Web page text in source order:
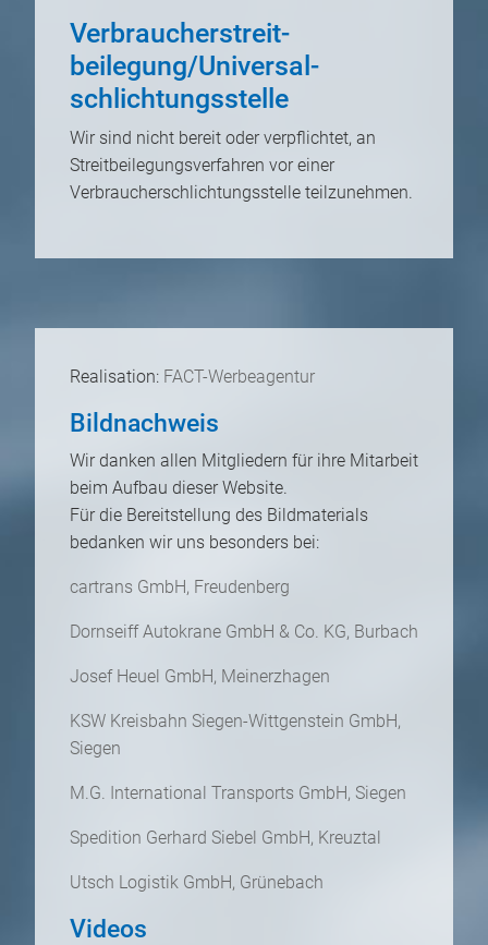
Verbraucher­streit­
beilegung/Universal­
schlichtungs­stelle
Wir sind nicht bereit oder verpflichtet, an
Streitbeilegungsverfahren vor einer
Verbraucherschlichtungsstelle teilzunehmen.
Realisation: FACT-Werbeagentur
Bildnachweis
Wir danken allen Mitgliedern für ihre Mitarbeit
beim Aufbau dieser Website.
Für die Bereitstellung des Bildmaterials
bedanken wir uns besonders bei:
cartrans GmbH, Freudenberg
Dornseiff Autokrane GmbH & Co. KG, Burbach
Josef Heuel GmbH, Meinerzhagen
KSW Kreisbahn Siegen-Wittgenstein GmbH,
Siegen
M.G. International Transports GmbH, Siegen
Spedition Gerhard Siebel GmbH, Kreuztal
Utsch Logistik GmbH, Grünebach
Videos